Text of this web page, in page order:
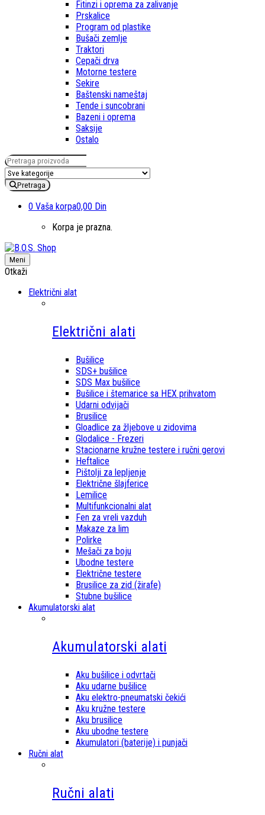
Fitinzi i oprema za zalivanje
Prskalice
Program od plastike
Bušači zemlje
Traktori
Cepači drva
Motorne testere
Sekire
Baštenski nameštaj
Tende i suncobrani
Bazeni i oprema
Saksije
Ostalo
Pretraga za:
Pretraga
0 Vaša korpa0,00 Din
Korpa je prazna.
Meni
Otkaži
Električni alat
Električni alati
Bušilice
SDS+ bušilice
SDS Max bušilice
Bušilice i štemarice sa HEX prihvatom
Udarni odvijači
Brusilice
Gloadlice za žljebove u zidovima
Glodalice - Frezeri
Stacionarne kružne testere i ručni gerovi
Heftalice
Pištolji za lepljenje
Električne šlajferice
Lemilice
Multifunkcionalni alat
Fen za vreli vazduh
Makaze za lim
Polirke
Mešači za boju
Ubodne testere
Električne testere
Brusilice za zid (žirafe)
Stubne bušilice
Akumulatorski alat
Akumulatorski alati
Aku bušilice i odvrtači
Aku udarne bušilice
Aku elektro-pneumatski čekići
Aku kružne testere
Aku brusilice
Aku ubodne testere
Akumulatori (baterije) i punjači
Ručni alat
Ručni alati